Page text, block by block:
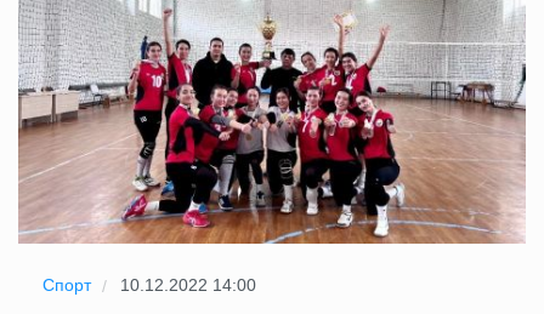
Спорт 10.12.2022 14:00